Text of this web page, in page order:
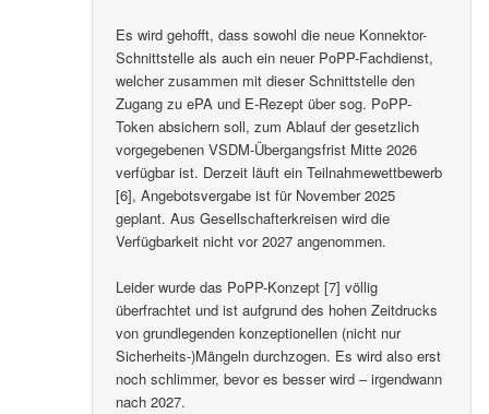
Es wird gehofft, dass sowohl die neue Konnektor-
Schnittstelle als auch ein neuer PoPP-Fachdienst,
welcher zusammen mit dieser Schnittstelle den
Zugang zu ePA und E-Rezept über sog. PoPP-
Token absichern soll, zum Ablauf der gesetzlich
vorgegebenen VSDM-Übergangsfrist Mitte 2026
verfügbar ist. Derzeit läuft ein Teilnahmewettbewerb
[6], Angebotsvergabe ist für November 2025
geplant. Aus Gesellschafterkreisen wird die
Verfügbarkeit nicht vor 2027 angenommen.
Leider wurde das PoPP-Konzept [7] völlig
überfrachtet und ist aufgrund des hohen Zeitdrucks
von grundlegenden konzeptionellen (nicht nur
Sicherheits-)Mängeln durchzogen. Es wird also erst
noch schlimmer, bevor es besser wird – irgendwann
nach 2027.